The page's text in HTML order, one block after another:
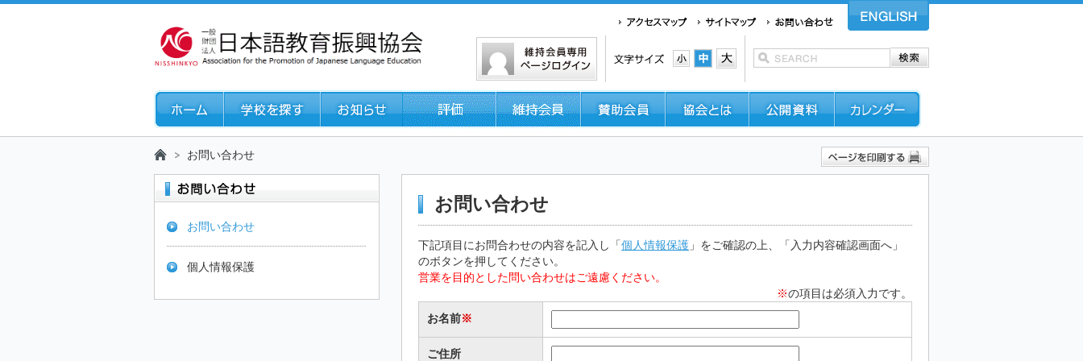
お問い合わせ
お問い合わせ
下記項目にお問合わせの内容を記入し「個人情報保護 」をご確認の上、「入力内容確認画面へ」
のボタンを押してください。
営業を目的とした問い合わせはご遠慮ください。
※の項目は必須入力です。
お名前※
ご住所
お問い合わせ
個人情報保護